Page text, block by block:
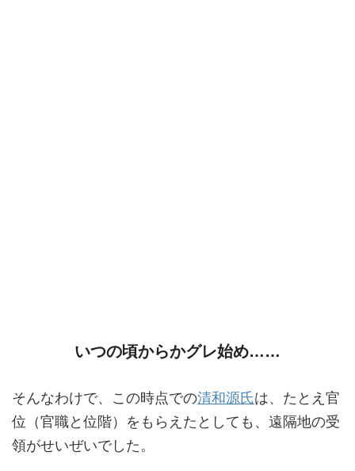
いつの頃からかグレ始め……
そんなわけで、この時点での清和源氏は、たとえ官
位（官職と位階）をもらえたとしても、遠隔地の受
領がせいぜいでした。